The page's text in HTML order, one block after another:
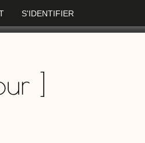
S'IDENTIFIER
]